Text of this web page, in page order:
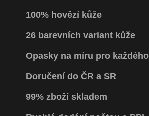
100% hovězí kůže
26 barevních variant kůže
Opasky na míru pro každého
Doručení do ČR a SR
99% zboží skladem